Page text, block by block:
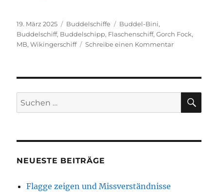
Veröffentlicht
am
19. März 2025 Kategorien
Buddelschiffe Schlagwörter
Buddel-Bini,
Buddelschiff, Buddelschipp, Flaschenschiff,Gorch Fock,
MB,Wikingerschiff Schreibe einen Kommentarzu
Suchen
nach:
NEUESTE BEITRÄGE
Flagge zeigen und Missverständnisse